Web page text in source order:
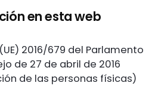
en esta web
2016/679 del Parlamento
de 27 de abril de 2016
de las personas físicas)